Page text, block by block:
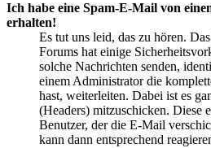
Ich habe eine Spam-E-Mail von
erhalten!
Es tut uns leid, das zu hören.
Forums hat einige
solche Nachrichten senden,
einem Administrator die
hast, weiterleiten. Dabei ist es
(Headers) mitzuschicken. Diese
Benutzer, der die E-Mail
kann dann entsprechend